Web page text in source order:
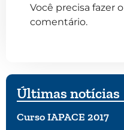
Você precisa fazer o
comentário.
Últimas notícias
Curso IAPACE 2017